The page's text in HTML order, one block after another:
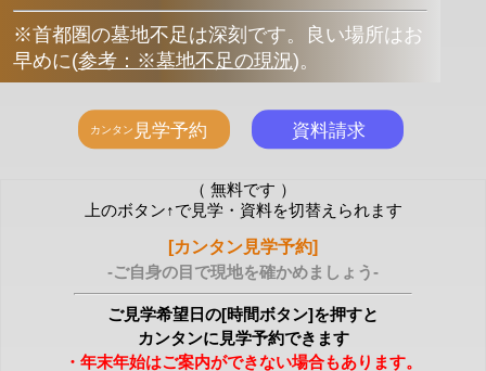
※首都圏の墓地不足は深刻です。良い場所はお
早めに(参考：※墓地不足の現況)。
（ 無料です ）
上のボタン↑で見学・資料を切替えられます
[カンタン見学予約]
-ご自身の目で現地を確かめましょう-
ご見学希望日の[時間ボタン]を押すと
カンタンに見学予約できます
・年末年始はご案内ができない場合もあります。